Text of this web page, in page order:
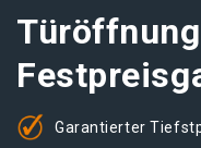
Garantierter